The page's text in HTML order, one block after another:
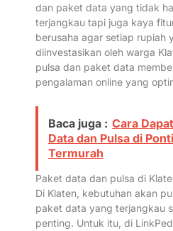
dan paket data yang tidak
terjangkau tapi juga kaya
berusaha agar setiap rupiah
diinvestasikan oleh warga
pulsa dan paket data
pengalaman online yang
Baca juga : Cara
Data dan Pulsa di
Termurah
Paket data dan pulsa di
Di Klaten, kebutuhan akan
paket data yang terjangkau
penting. Untuk itu, di